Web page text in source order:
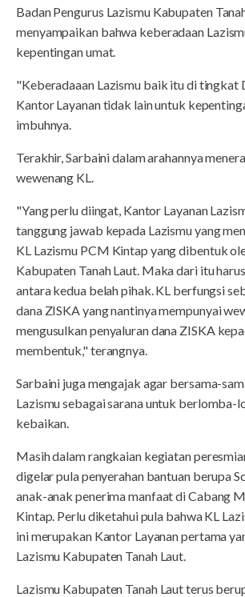
Badan Pengurus Lazismu Kabupaten
menyampaikan bahwa keberadaan
kepentingan umat.
"Keberadaaan Lazismu baik itu di tingkat
Kantor Layanan tidak lain untuk
imbuhnya.
Terakhir, Sarbaini dalam arahannya
wewenang KL.
"Yang perlu diingat, Kantor Layanan
tanggung jawab kepada Lazismu yang
KL Lazismu PCM Kintap yang dibentuk
Kabupaten Tanah Laut. Maka dari itu
antara kedua belah pihak. KL berfungsi
dana ZISKA yang nantinya mempunyai
mengusulkan penyaluran dana ZISKA
membentuk," terangnya.
Sarbaini juga mengajak agar bersama-
Lazismu sebagai sarana untuk berlomba-
kebaikan.
Masih dalam rangkaian kegiatan
digelar pula penyerahan bantuan berupa
anak-anak penerima manfaat di Cabang
Kintap. Perlu diketahui pula bahwa KL
ini merupakan Kantor Layanan pertama
Lazismu Kabupaten Tanah Laut.
Lazismu Kabupaten Tanah Laut terus